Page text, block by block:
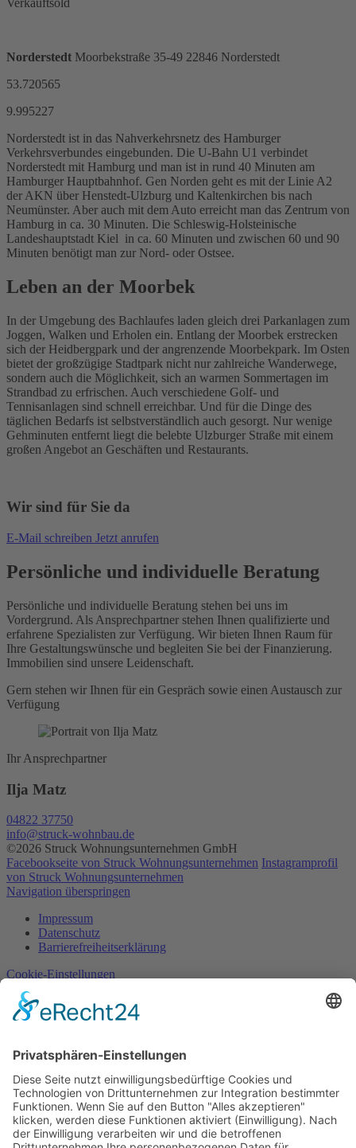
Norderstedt Moorbekstraße 35-49 22846 Norderstedt
53.720565
9.995227
Norderstedt ist in das Nahverkehrsnetz des Hamburger
Verkehrsverbundes eingebunden. Die U-Bahn U1 verbindet
Norderstedt mit Hamburg und man ist in rund 40 Minuten am
Hamburger Hauptbahnhof. Gen Norden geht es mit der Linie A2
der AKN über Henstedt-Ulzburg und Kaltenkirchen bis nach
Neumünster. Aber auch mit dem Auto erreicht man das Zentrum von
Hamburg in ca. 30 Minuten. Die Schleswig-Holsteinische
Landeshauptstadt Kiel in ca. 60 Minuten und zwischen 60 und 90
Minuten benötigt man zur Nord- oder Ostsee.
Leben an der Moorbek
In der Umgebung des Bachlaufes laden gleich drei Parkanlagen zum
Joggen, Walken und Erholen ein. Entlang der Moorbek erstrecken
sich der Heidbergpark und der angrenzende Moorbekpark. Im Osten
bietet der großzügige Stadtpark nicht nur zahlreiche Wanderwege,
sondern auch die Möglichkeit, sich an warmen Sommertagen im
Strandbad zu erfrischen. Auch verschiedene Golf- und
Tennisanlagen sind schnell erreichbar. Und für die Dinge des
täglichen Bedarfs ist selbstverständlich auch gesorgt. Nur wenige
Gehminuten entfernt liegt die belebte Ulzburger Straße mit einem
großen Angebot an Geschäften und Restaurants.
Wir sind für Sie da
E-Mail schreiben Jetzt anrufen
Persönliche und individuelle Beratung
Persönliche und individuelle Beratung stehen bei uns im
Vordergrund. Als Ansprechpartner stehen Ihnen qualifizierte und
erfahrene Spezialisten zur Verfügung. Wir bieten Ihnen Raum für
Ihre Gestaltungswünsche und begleiten Sie bei der Finanzierung.
Immobilien sind unsere Leidenschaft.
Gern stehen wir Ihnen für ein Gespräch sowie einen Austausch zur
Verfügung
Ihr Ansprechpartner
Ilja Matz
04822 37750
info@struck-wohnbau.de
©2026 Struck Wohnungsunternehmen GmbH
Facebookseite von Struck Wohnungsunternehmen Instagramprofil
von Struck Wohnungsunternehmen
Navigation überspringen
Impressum
Datenschutz
Barrierefreiheitserklärung
Cookie-Einstellungen
Navigation überspringen
Site notice
Navigation überspringen
Aktuelles
Karriere
Kontakt